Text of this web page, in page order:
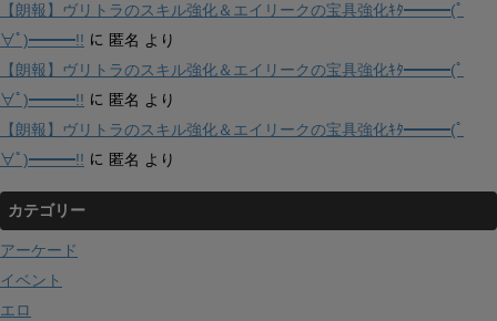
【朗報】ヴリトラのスキル強化＆エイリークの宝具強化ｷﾀ━━━(ﾟ
∀ﾟ)━━━!! に 匿名 より
【朗報】ヴリトラのスキル強化＆エイリークの宝具強化ｷﾀ━━━(ﾟ
∀ﾟ)━━━!! に 匿名 より
【朗報】ヴリトラのスキル強化＆エイリークの宝具強化ｷﾀ━━━(ﾟ
∀ﾟ)━━━!! に 匿名 より
カテゴリー
アーケード
イベント
エロ